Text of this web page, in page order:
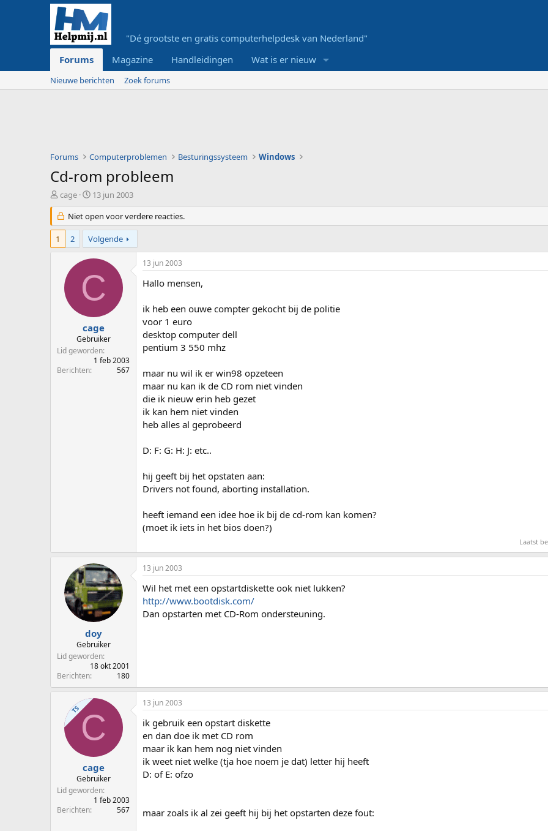
"Dé grootste en gratis computerhelpdesk van Nederland"
Forums
Magazine Handleidingen Wat is er nieuw
Nieuwe berichten Zoek forums
Forums Computerproblemen Besturingssysteem Windows
Cd-rom probleem
O
d
e
w
e
cage
S
a
r
t
d
a
13 jun 2003
Niet open voor verdere reacties.
1 2 Volgende
C
cage
Gebruiker
Lid geworden
1 feb 2003
Berichten
567
13 jun 2003
Hallo mensen,
ik heb een ouwe compter gekocht bij de politie
voor 1 euro
desktop computer dell
pentium 3 550 mhz
maar nu wil ik er win98 opzeteen
maar nu kan ik de CD rom niet vinden
die ik nieuw erin heb gezet
ik kan hem niet vinden
heb alles al geprobeerd
D: F: G: H: J: etc..
hij geeft bij het opstaten aan:
Drivers not found, aborting installation.
heeft iemand een idee hoe ik bij de cd-rom kan komen?
(moet ik iets in het bios doen?)
Laatst
doy
Gebruiker
Lid geworden
18 okt 2001
Berichten
180
13 jun 2003
Wil het met een opstartdiskette ook niet lukken?
http://www.bootdisk.com/
Dan opstarten met CD-Rom ondersteuning.
TSC
cage
Gebruiker
Lid geworden
1 feb 2003
Berichten
567
13 jun 2003
ik gebruik een opstart diskette
en dan doe ik met CD rom
maar ik kan hem nog niet vinden
ik weet niet welke (tja hoe noem je dat) letter hij heeft
D: of E: ofzo
maar zoals ik al zei geeft hij bij het opstarten deze fout: